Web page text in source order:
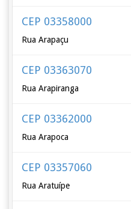
CEP 03358000
Rua Arapaçu
CEP 03363070
Rua Arapiranga
CEP 03362000
Rua Arapoca
CEP 03357060
Rua Aratuípe